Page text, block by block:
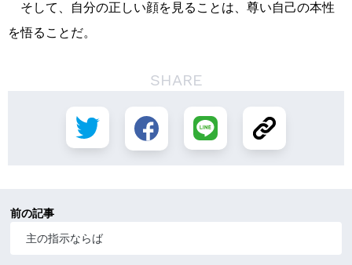
そして、自分の正しい顔を見ることは、尊い自己の本性
を悟ることだ。
SHARE
前の記事
主の指示ならば